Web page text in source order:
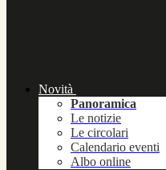
Novità
Panoramica
Le notizie
Le circolari
Calendario eventi
Albo online